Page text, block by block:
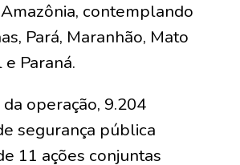
contemplando
Pará, Maranhão, Mato
Paraná.
operação, 9.204
segurança pública
11 ações conjuntas